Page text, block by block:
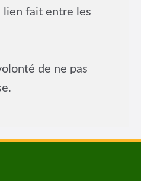
lien fait entre les
de ne pas